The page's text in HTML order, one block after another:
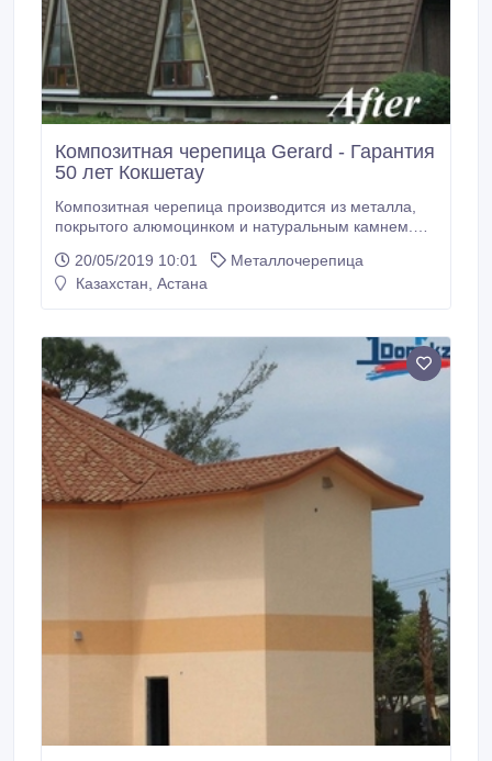
Композитная черепица Gerard - Гарантия
50 лет Кокшетау
Композитная черепица производится из металла,
покрытого алюмоцинком и натуральным камнем.
долговечным кровельным материалом на
сегодняшний день. Гарантия от завода-
каменного напыления и коррозию металла.
20/05/2019 10:01
Металлочерепица
Казахстан, Астана